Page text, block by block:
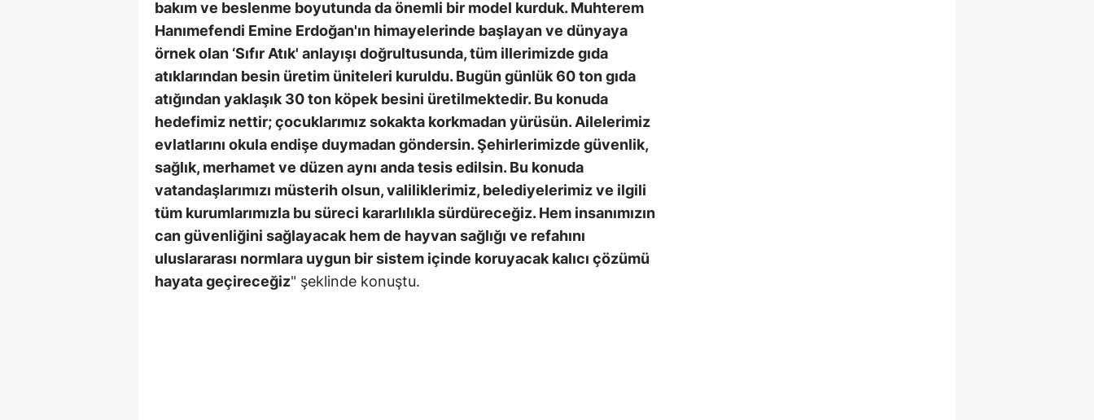
bakım ve beslenme boyutunda da önemli bir model kurduk. Muhterem
Hanımefendi Emine Erdoğan'ın himayelerinde başlayan ve dünyaya
örnek olan ‘Sıfır Atık' anlayışı doğrultusunda, tüm illerimizde gıda
atıklarından besin üretim üniteleri kuruldu. Bugün günlük 60 ton gıda
atığından yaklaşık 30 ton köpek besini üretilmektedir. Bu konuda
hedefimiz nettir; çocuklarımız sokakta korkmadan yürüsün. Ailelerimiz
evlatlarını okula endişe duymadan göndersin. Şehirlerimizde güvenlik,
sağlık, merhamet ve düzen aynı anda tesis edilsin. Bu konuda
vatandaşlarımızı müsterih olsun, valiliklerimiz, belediyelerimiz ve ilgili
tüm kurumlarımızla bu süreci kararlılıkla sürdüreceğiz. Hem insanımızın
can güvenliğini sağlayacak hem de hayvan sağlığı ve refahını
uluslararası normlara uygun bir sistem içinde koruyacak kalıcı çözümü
hayata geçireceğiz" şeklinde konuştu.